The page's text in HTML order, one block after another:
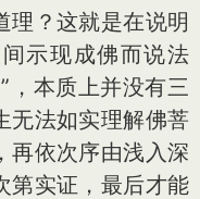
理？这就是在说明
示现成佛而说法
，本质上并没有三
无法如实理解佛菩
再依次序由浅入深
第实证，最后才能